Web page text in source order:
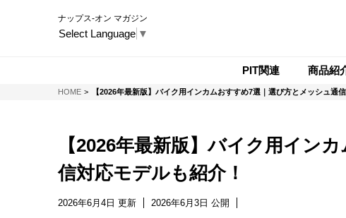
ナップス-オン マガジン
Select Language ▼
PIT関連 商品紹
HOMENAPS-ON マガジン
【2026年最新版】バイク用インカムおすすめ7選｜選び方とメッシュ通
【2026年最新版】バイク用イン
信対応モデルも紹介！
2026年6月4日 更新 2026年6月3日 公開